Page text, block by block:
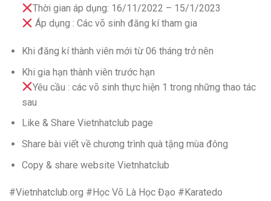
Thời gian áp dụng: 16/11/2022 – 15/1/2023
Áp dụng : Các võ sinh đăng kí tham gia
Khi đăng kí thành viên mới từ 06 tháng trở nên
Khi gia hạn thành viên trước hạn
Yêu cầu : các võ sinh thực hiện 1 trong những thao tác
sau
Like & Share Vietnhatclub page
Share bài viết về chương trình quà tặng mùa đông
Copy & share website Vietnhatclub
#Vietnhatclub.org #Học Võ Là Học Đạo #Karatedo